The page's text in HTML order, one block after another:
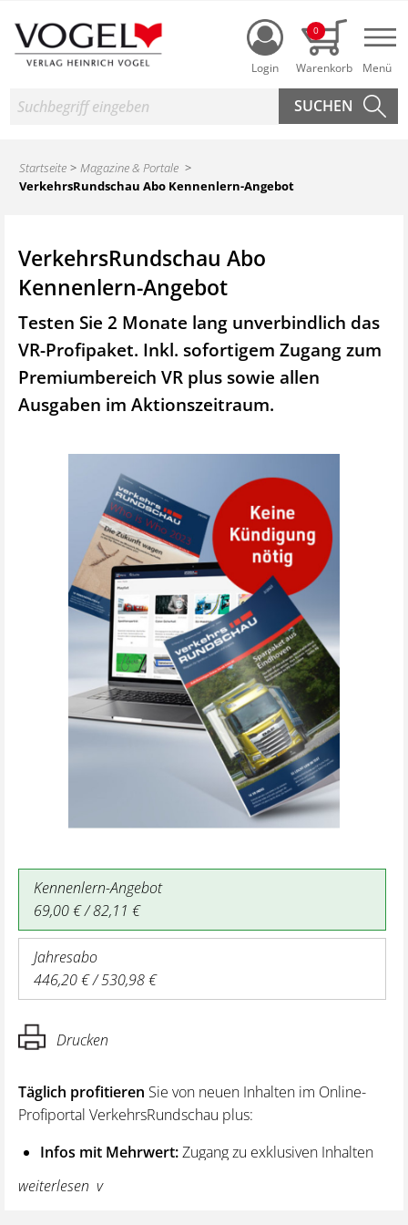
Login
0
Suche
Startseite
Magazine & Portale
VerkehrsRundschau Abo Kennenlern-Angebot
VerkehrsRundschau Abo
Kennenlern-Angebot
Testen Sie 2 Monate lang unverbindlich das
VR-Profipaket. Inkl. sofortigem Zugang zum
Premiumbereich VR plus sowie allen
Ausgaben im Aktionszeitraum.
Kennenlern-Angebot
69,00 € / 82,11 €
Jahresabo
446,20 € / 530,98 €
Drucken
Täglich profitieren Sie von neuen Inhalten im Online-
Profiportal VerkehrsRundschau plus:
Infos mit Mehrwert:Zugang zu exklusiven Inhalten
und Hintergrundwissen – von aktuellen Regelungen
wie z. B. bei den Lenk- und Ruhezeiten,
weiterlesen